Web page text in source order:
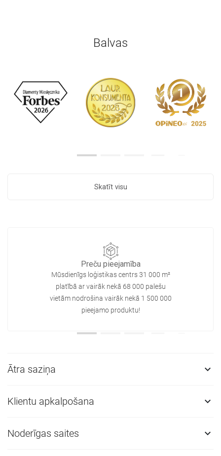
Balvas
Skatīt visu
Preču pieejamība
Mūsdienīgs loģistikas centrs 31 000 m²
platībā ar vairāk nekā 68 000 palešu
vietām nodrošina vairāk nekā 1 500 000
pieejamo produktu!
Ātra saziņa 
Klientu apkalpošana 
Noderīgas saites 